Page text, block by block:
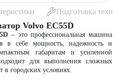
Подготовка
Volvo EC55D
– это профессиональная машина
в себе мощность, надежность и
габаритам и усиленной
для выполнения сложных
в городских условиях.